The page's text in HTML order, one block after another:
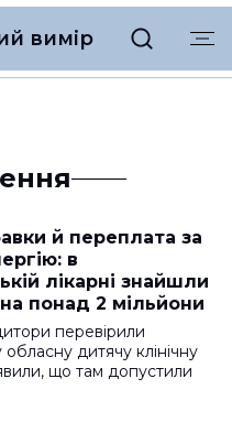
вимір
й переплата за
в
лікарні знайшли
понад 2 мільйони
перевірили
дитячу клінічну
що там допустили